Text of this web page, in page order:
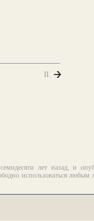
II
лет назад, и
использоваться любым